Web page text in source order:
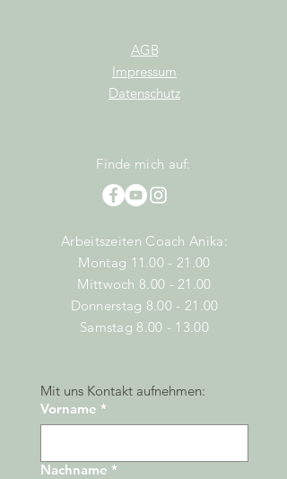
AGB
Impressum
Datenschutz
Finde mich auf:
Arbeitszeiten Coach Anika:
Montag 11.00 - 21.00
Mittwoch 8.00 - 21.00
Donnerstag 8.00 - 21.00
Samstag 8.00 - 13.00
Mit uns Kontakt aufnehmen:
Vorname *
Nachname *